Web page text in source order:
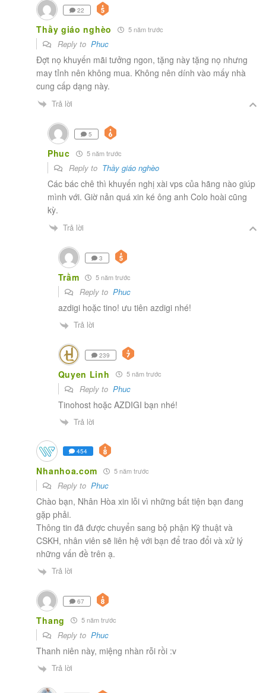
22
Thầy giáo nghèo 5 năm trước
Reply toPhuc
Đợt nọ khuyến mãi tưởng ngon, tặng này tặng nọ nhưng
may tỉnh nên không mua. Không nên dính vào mấy nhà
cung cấp dạng này.
Trả lời
5
Phuc 5 năm trước
Reply to Thầy giáo nghèo
Các bác chê thì khuyến nghị xài vps của hãng nào giúp
mình với. Giờ nản quá xin ké ông anh Colo hoài cũng
kỳ.
Trả lời
3
Trầm 5 năm trước
Reply to Phuc
azdigi hoặc tino! ưu tiên azdigi nhé!
Trả lời
239
Quyen Linh 5 năm trước
Reply to Phuc
Tinohost hoặc AZDIGI bạn nhé!
Trả lời
454
Nhanhoa.com 5 năm trước
Reply toPhuc
Chào bạn, Nhân Hòa xin lỗi vì những bất tiện bạn đang
gặp phải.
Thông tin đã được chuyển sang bộ phận Kỹ thuật và
CSKH, nhân viên sẽ liên hệ với bạn để trao đổi và xử lý
những vấn đề trên ạ.
Trả lời
67
Thang 5 năm trước
Reply toPhuc
Thanh niên này, miệng nhàn rỗi rồi :v
Trả lời